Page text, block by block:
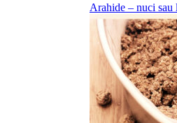
Arahide – nuci sau